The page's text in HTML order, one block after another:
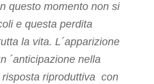
questo momento non si
e questa perdita
la vita. L´apparizione
´anticipazione nella
riproduttiva con